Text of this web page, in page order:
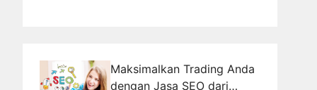
Maksimalkan Trading Anda
dengan Jasa SEO dari